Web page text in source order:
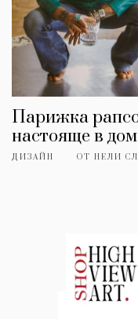
Парижка
настояще в
ДИЗАЙН ОТ НЕЛИ